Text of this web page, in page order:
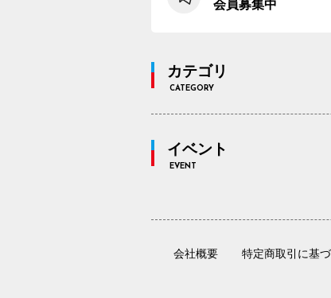
会員募集中
カテゴリ
CATEGORY
イベント
EVENT
会社概要 特定商取引に基